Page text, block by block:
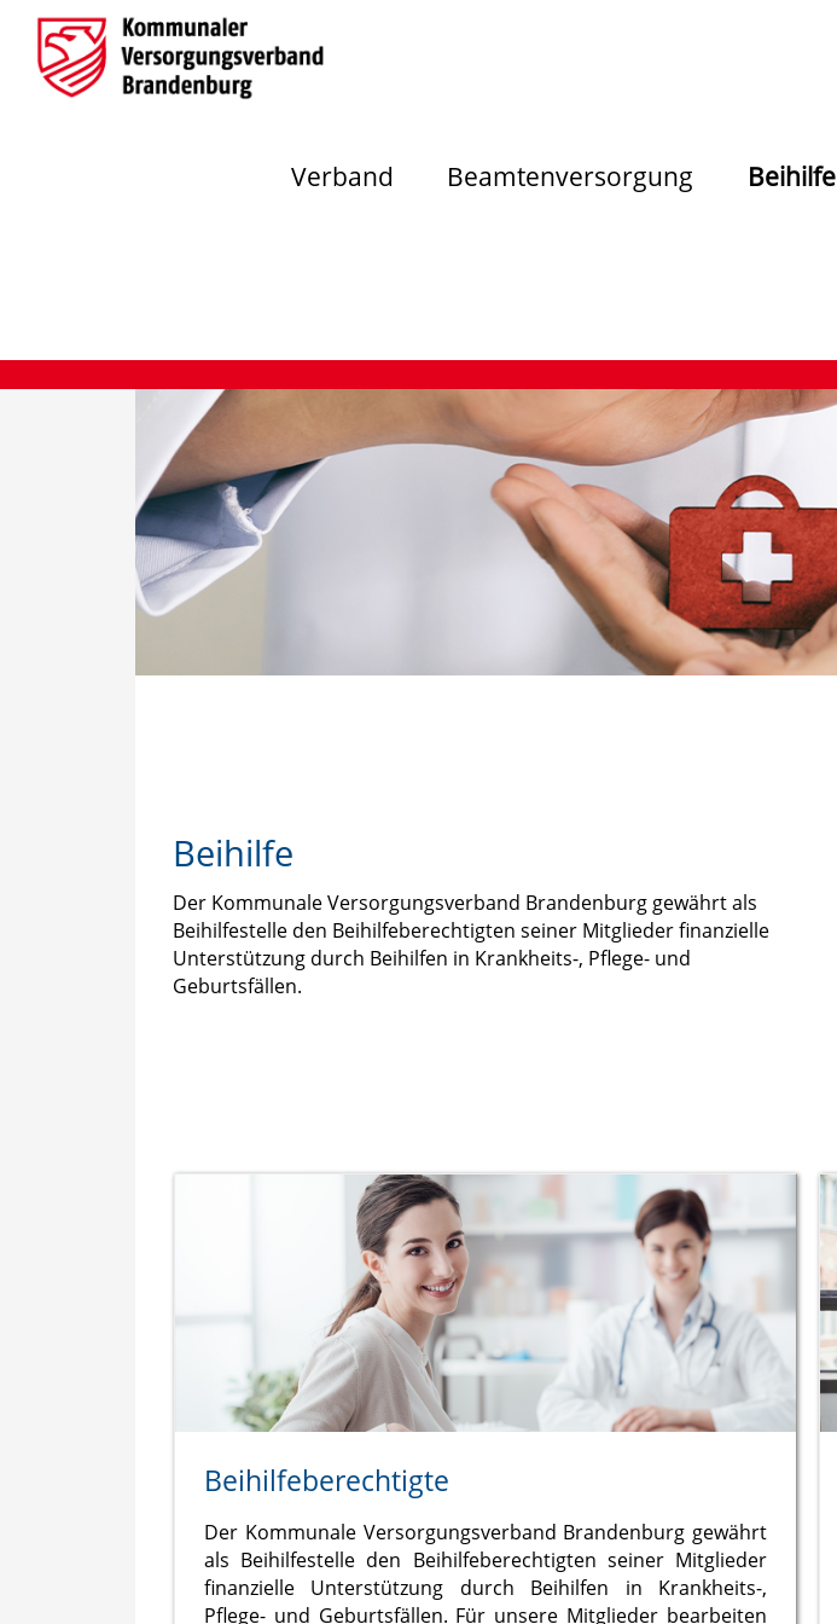
Verband Beamtenversorgung Beihilfe
Beihilfe
Der Kommunale Versorgungsverband Brandenburg gewährt als
Beihilfestelle den Beihilfeberechtigten seiner Mitglieder finanzielle
Unterstützung durch Beihilfen in Krankheits-, Pflege- und
Geburtsfällen.
Beihilfeberechtigte
Der Kommunale Versorgungsverband Brandenburg gewährt
als Beihilfestelle den Beihilfeberechtigten seiner Mitglieder
finanzielle Unterstützung durch Beihilfen in Krankheits-,
Pflege- und Geburtsfällen. Für unsere Mitglieder bearbeiten